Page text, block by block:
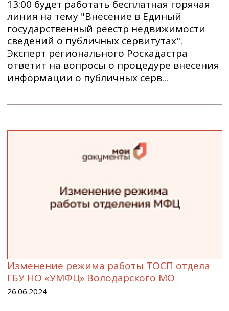
13:00 будет работать бесплатная горячая
линия на тему "Внесение в Единый
государственный реестр недвижимости
сведений о публичных сервитутах".
Эксперт регионального Роскадастра
ответит на вопросы о процедуре внесения
информации о публичных серв...
Изменение режима работы ТОСП отдела
ГБУ НО «УМФЦ» Володарского МО
26.06.2024